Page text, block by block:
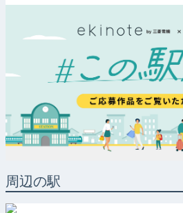
周辺の駅